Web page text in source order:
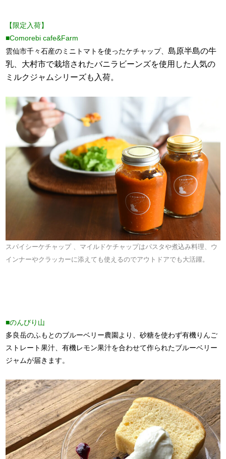
【限定入荷】
■Comorebi cafe&Farm
雲仙市千々石産のミニトマトを使ったケチャップ、島原半島の牛
乳、大村市で栽培されたバニラビーンズを使用した人気の
ミルクジャムシリーズも入荷。
スパイシーケチャップ 、マイルドケチャップはパスタや煮込み料理、ウ
インナーやクラッカーに添えても使えるのでアウトドアでも大活躍。
■のんびり山
多良岳のふもとのブルーベリー農園より、砂糖を使わず有機りんご
ストレート果汁、有機レモン果汁を合わせて作られたブルーベリー
ジャムが届きます。